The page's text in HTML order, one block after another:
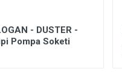
- DUSTER -
Pompa Soketi